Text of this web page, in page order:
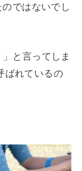
ではないでし
と言ってしま
ばれているの